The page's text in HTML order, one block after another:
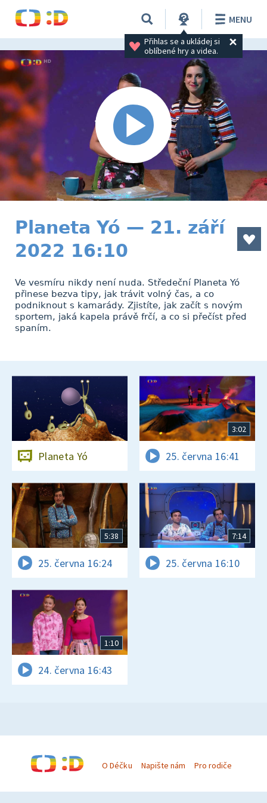
Přihlas se a ukládej si
oblíbené hry a videa.
MENU
Planeta Yó — 21. září
2022 16:10
Ve vesmíru nikdy není nuda. Středeční Planeta Yó
přinese bezva tipy, jak trávit volný čas, a co
podniknout s kamarády. Zjistíte, jak začít s novým
sportem, jaká kapela právě frčí, a co si přečíst před
spaním.
Planeta Yó
3:02
25. června 16:41
5:38
25. června 16:24
7:14
25. června 16:10
1:10
24. června 16:43
O Déčku Napište nám Pro rodiče